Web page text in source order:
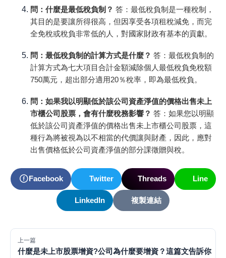
問：什麼是最低稅負制？ 答：最低稅負制是一種稅制，
其目的是要讓所得很高，但因享受各項租稅減免，而完
全免稅或稅負非常低的人，對國家財政有基本的貢獻。
問：最低稅負制的計算方式是什麼？ 答：最低稅負制的
計算方式為七大項目合計金額減除個人最低稅負免稅額
750萬元，超出部分適用20％稅率，即為最低稅負。
問：如果我以明顯低於該公司資產淨值的價格出售未上
市櫃公司股票，會有什麼稅務影響？ 答：如果您以明顯
低於該公司資產淨值的價格出售未上市櫃公司股票，這
種行為將被視為以不相當的代價讓與財產，因此，應對
出售價格低於公司資產淨值的部分課徵贈與稅。
Facebook Twitter Threads Line
LinkedIn 複製連結
上一篇
什麼是未上市股票增資?公司為什麼要增資？這篇文告訴你